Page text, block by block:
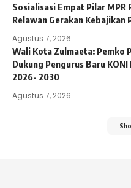
Sosialisasi Empat Pilar MPR
Relawan Gerakan Kebajikan
Agustus 7, 2026
Wali Kota Zulmaeta: Pemko
Dukung Pengurus Baru
2026- 2030
Agustus 7, 2026